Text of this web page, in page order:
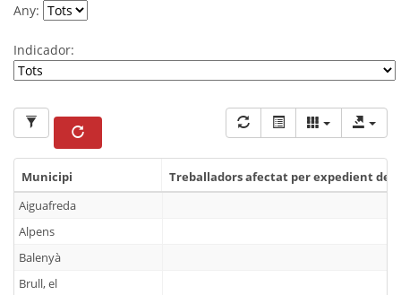
Any:
Indicador:
Municipi Treballadors afectat per expedient de
Municipi
Treballadors afectat per expedient de
Aiguafreda
Alpens
Balenyà
Brull, el